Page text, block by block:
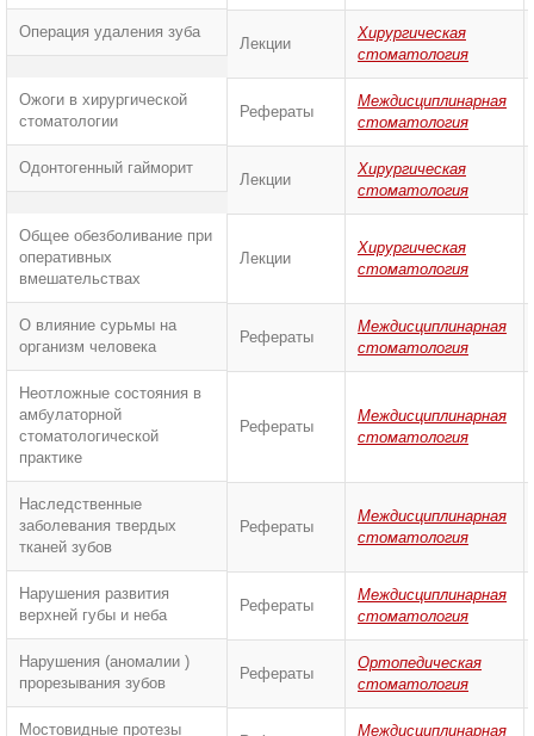
Операция удаления зуба
Лекции
Хирургическая
стоматология
Ожоги в хирургической
стоматологии
Рефераты
Междисциплинарная
стоматология
Одонтогенный гайморит
Лекции
Хирургическая
стоматология
Общее обезболивание при
оперативных
вмешательствах
Лекции
Хирургическая
стоматология
О влияние сурьмы на
организм человека
Рефераты
Междисциплинарная
стоматология
Неотложные состояния в
амбулаторной
стоматологической
практике
Рефераты
Междисциплинарная
стоматология
Наследственные
заболевания твердых
тканей зубов
Рефераты
Междисциплинарная
стоматология
Нарушения развития
верхней губы и неба
Рефераты
Междисциплинарная
стоматология
Нарушения (аномалии )
прорезывания зубов
Рефераты
Ортопедическая
стоматология
Мостовидные протезы
Междисциплинарная